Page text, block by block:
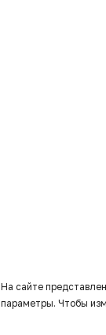
На сайте
параметры. Чтобы